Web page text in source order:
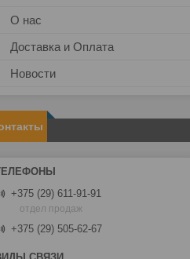
О нас
Доставка и Оплата
Новости
+375 (29) 611-91-91
отдел продаж
+375 (29) 505-62-67